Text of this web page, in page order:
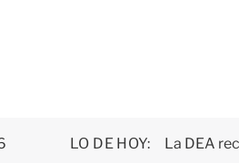
LO DE HOY: La DEA